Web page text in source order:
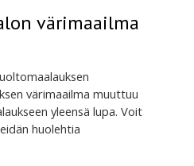
värimaailma
värimaailma muuttuu
yleensä lupa. Voit
huolehtia